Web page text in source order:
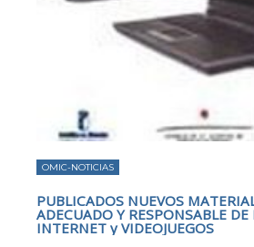
OMIC-NOTICIAS
PUBLICADOS NUEVOS
ADECUADO Y RESPONSABLE DE
INTERNET y VIDEOJUEGOS